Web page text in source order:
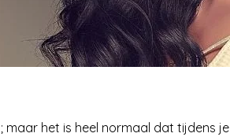
maar het is heel normaal dat tijdens je